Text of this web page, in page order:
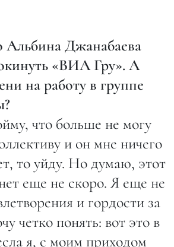
Альбина Джанабаева
«ВИА Гру». А
на работу в группе
что больше не могу
и он мне ничего
то уйду. Но думаю, этот
еще не скоро. Я еще не
и гордости за
четко понять: вот это в
я, с моим приходом